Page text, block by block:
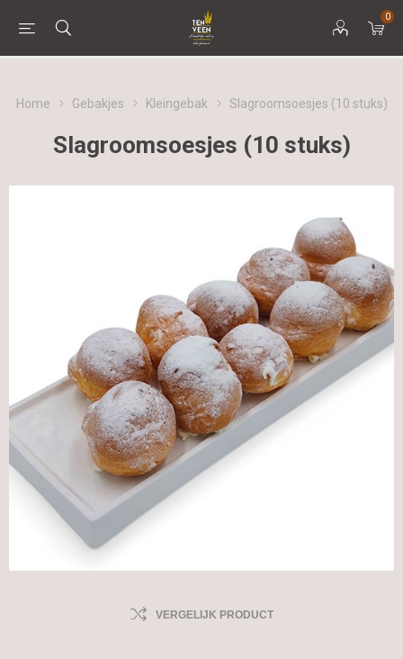
0
Home Gebakjes Kleingebak Slagroomsoesjes (10 stuks)
Slagroomsoesjes (10 stuks)
VERGELIJK PRODUCT